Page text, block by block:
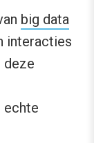
big data
interacties
deze
echte